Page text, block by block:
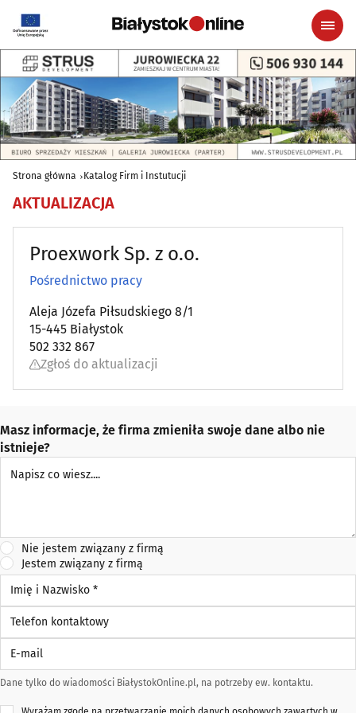
Strona główna Katalog Firm i Instutucji
AKTUALIZACJA
Proexwork Sp. z o.o.
Pośrednictwo pracy
Aleja Józefa Piłsudskiego 8/1
15-445 Białystok
502 332 867
Zgłoś do aktualizacji
Masz informacje, że firma zmieniła swoje dane albo nie
istnieje?
Nie jestem związany z firmą
Jestem związany z firmą
Imię i Nazwisko *
Telefon kontaktowy
Dane tylko do wiadomości BiałystokOnline.pl, na potrzeby ew. kontaktu.